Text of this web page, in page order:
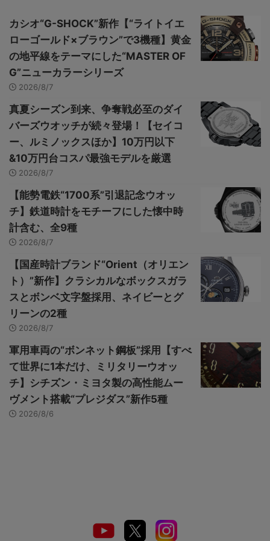
カシオ“G-SHOCK”新作【“ライトイエ
ローゴールド×ブラウン”で3機種】黄金
の地平線をテーマにした“MASTER OF
G”ニューカラーシリーズ
2026/8/7
真夏シーズン到来、争奪戦必至のダイ
バーズウオッチが続々登場！【セイコ
ー、ルミノックスほか】10万円以下
&10万円台コスパ最強モデルを厳選
2026/8/7
【能勢電鉄“1700系”引退記念ウオッ
チ】鉄道時計をモチーフにした懐中時
計含む、全9種
2026/8/7
【国産時計ブランド“Orient（オリエン
ト）”新作】クラシカルなボックスガラ
スとボンベ文字盤採用、ネイビーとグ
リーンの2種
2026/8/7
軍用車両の“ボンネット鋼板”採用【すべ
て世界に1本だけ、ミリタリーウオッ
チ】シチズン・ミヨタ製の高性能ムー
ヴメント搭載“プレジダス”新作5種
2026/8/6